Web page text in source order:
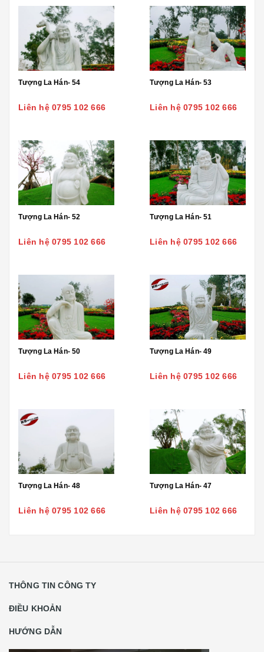
Tượng La Hán- 54
Liên hệ 0795 102 666
Tượng La Hán- 53
Liên hệ 0795 102 666
Tượng La Hán- 52
Liên hệ 0795 102 666
Tượng La Hán- 51
Liên hệ 0795 102 666
Tượng La Hán- 50
Liên hệ 0795 102 666
Tượng La Hán- 49
Liên hệ 0795 102 666
Tượng La Hán- 48
Liên hệ 0795 102 666
Tượng La Hán- 47
Liên hệ 0795 102 666
THÔNG TIN CÔNG TY
ĐIỀU KHOẢN
HƯỚNG DẪN